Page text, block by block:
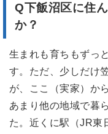
Q下飯沼区に住
か？
生まれも育ちもずっ
す。ただ、少しだけ
が、ここ（実家）か
あまり他の地域で暮
た。近くに駅（JR東